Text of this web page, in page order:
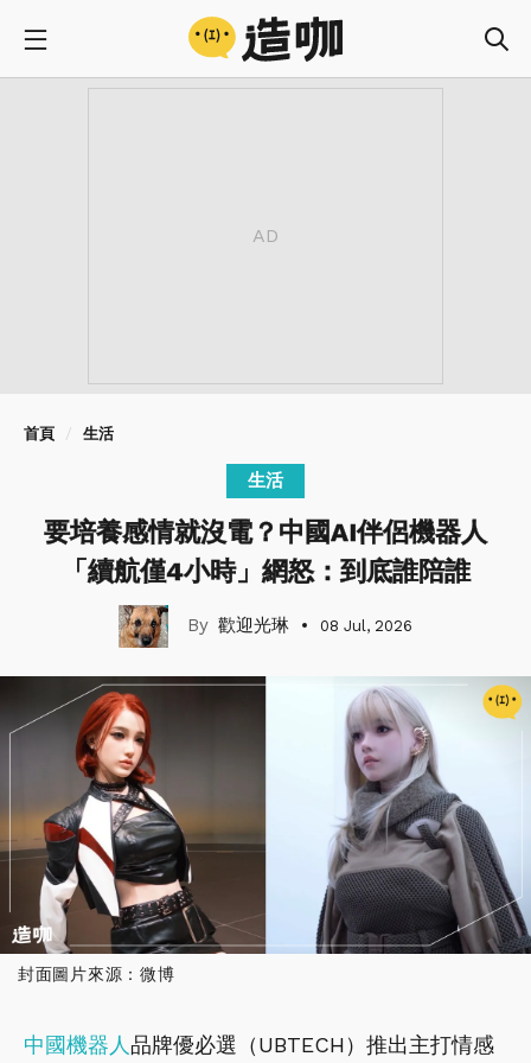
首頁 生活
生活
要培養感情就沒電？中國AI伴侶機器人
「續航僅4小時」網怒：到底誰陪誰
歡迎光琳 08 Jul, 2026
封面圖片來源：微博
中國機器人 品牌優必選（UBTECH）推出主打情感